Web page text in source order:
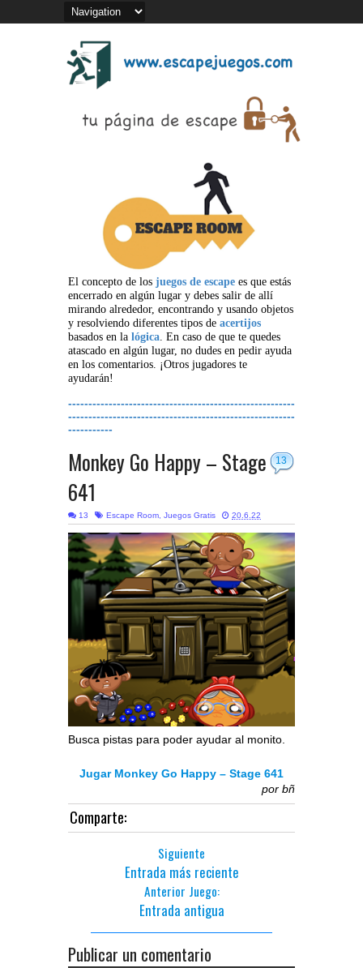
El concepto de los juegos de escape es que estás
encerrado en algún lugar y debes salir de allí
mirando alrededor, encontrando y usando objetos
y resolviendo diferentes tipos de acertijos
basados en la lógica. En caso de que te quedes
atascado en algún lugar, no dudes en pedir ayuda
en los comentarios. ¡Otros jugadores te
ayudarán!
--------------------------------------------------------
--------------------------------------------------------
-----------
13
Monkey Go Happy – Stage
641
13 Escape Room, Juegos Gratis 20.6.22
Busca pistas para poder ayudar al monito.
Jugar Monkey Go Happy – Stage 641
por bñ
Comparte:
Siguiente
Entrada más reciente
Anterior Juego:
Entrada antigua
Publicar un comentario